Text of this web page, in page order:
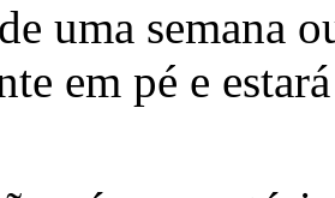
uma semana
em pé e